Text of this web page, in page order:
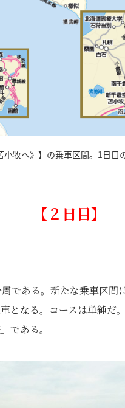
牧へ》】の乗車区間。1日目
【２日目】
である。新たな乗車区
となる。コースは単純だ
である。